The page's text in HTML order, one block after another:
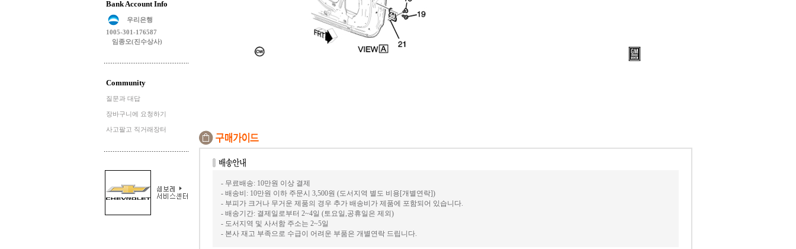
Bank Account Info
우리은행
1005-301-176587
임종오(진수상사)
Community
질문과 대답
장바구니에 요청하기
사고팔고 직거래장터
- 무료배송: 10만원 이상 결제
- 배송비: 10만원 이하 주문시 3,500원 (도서지역 별도 비용[개별연락])
- 부피가 크거나 무거운 제품의 경우 추가 배송비가 제품에 포함되어 있습니다.
- 배송기간: 결제일로부터 2~4일 (토요일,공휴일은 제외)
- 도서지역 및 사서함 주소는 2~5일
- 본사 재고 부족으로 수급이 어려운 부품은 개별연락 드립니다.